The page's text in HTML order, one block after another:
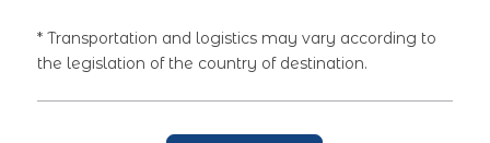
* Transportation and logistics may vary according to
the legislation of the country of destination.